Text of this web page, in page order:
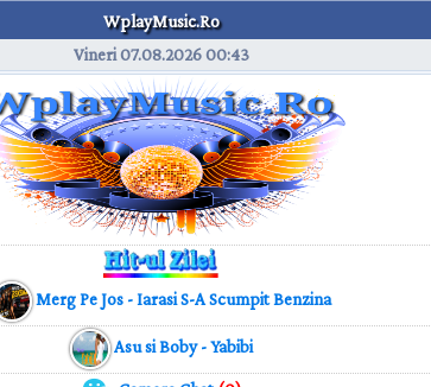
WplayMusic.Ro
Vineri 07.08.202600:43
Merg Pe Jos - Iarasi S-A Scumpit Benzina
Asu si Boby - Yabibi